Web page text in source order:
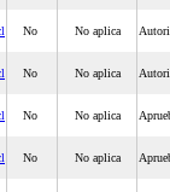
No No aplica
No No aplica
No No aplica
No No aplica